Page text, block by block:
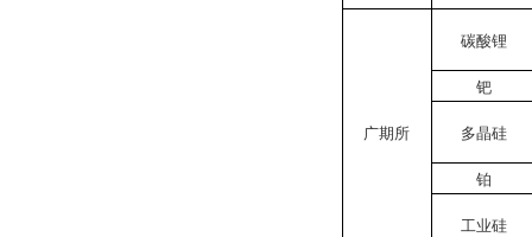
广期所
碳酸锂
钯
多晶硅
铂
工业硅